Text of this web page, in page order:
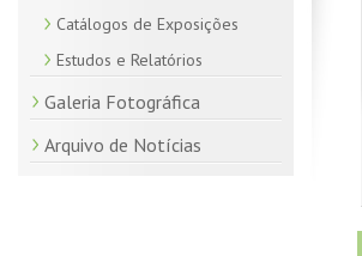
Catálogos de Exposições
Estudos e Relatórios
Galeria Fotográfica
Arquivo de Notícias